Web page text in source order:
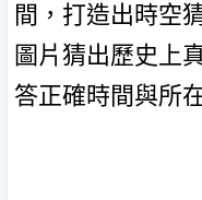
間，打造出時空
圖片猜出歷史上
答正確時間與所